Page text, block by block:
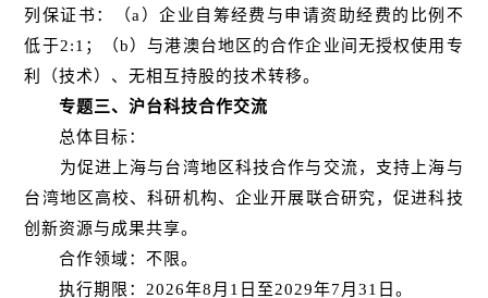
列保证书：（a）企业自筹经费与申请资助经费的比例不
低于2:1；（b）与港澳台地区的合作企业间无授权使用专
利（技术）、无相互持股的技术转移。
专题三、沪台科技合作交流
总体目标：
为促进上海与台湾地区科技合作与交流，支持上海与
台湾地区高校、科研机构、企业开展联合研究，促进科技
创新资源与成果共享。
合作领域：不限。
执行期限：2026年8月1日至2029年7月31日。